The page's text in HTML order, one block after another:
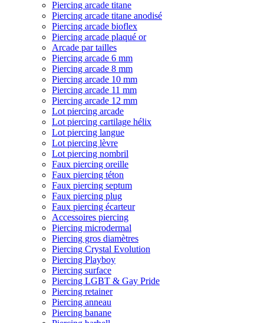
Piercing arcade titane
Piercing arcade titane anodisé
Piercing arcade bioflex
Piercing arcade plaqué or
Arcade par tailles
Piercing arcade 6 mm
Piercing arcade 8 mm
Piercing arcade 10 mm
Piercing arcade 11 mm
Piercing arcade 12 mm
Lot piercing arcade
Lot piercing cartilage hélix
Lot piercing langue
Lot piercing lèvre
Lot piercing nombril
Faux piercing oreille
Faux piercing téton
Faux piercing septum
Faux piercing plug
Faux piercing écarteur
Accessoires piercing
Piercing microdermal
Piercing gros diamètres
Piercing Crystal Evolution
Piercing Playboy
Piercing surface
Piercing LGBT & Gay Pride
Piercing retainer
Piercing anneau
Piercing banane